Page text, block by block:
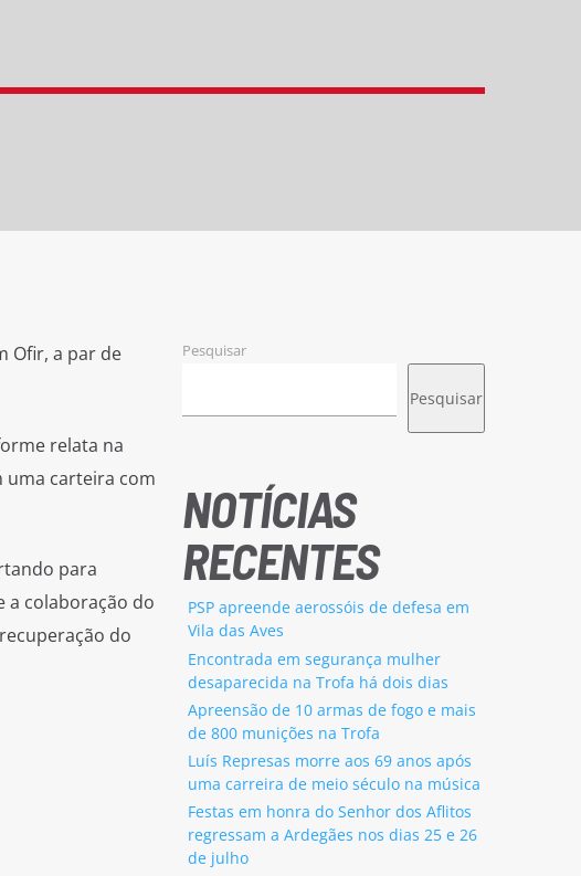
Ofir, a par de
relata na
uma carteira com
para
a colaboração do
do
Pesquisar
Pesquisar
NOTÍCIAS
RECENTES
PSP apreende aerossóis de defesa em
Vila das Aves
Encontrada em segurança mulher
desaparecida na Trofa há dois dias
Apreensão de 10 armas de fogo e mais
de 800 munições na Trofa
Luís Represas morre aos 69 anos após
uma carreira de meio século na música
Festas em honra do Senhor dos Aflitos
regressam a Ardegães nos dias 25 e 26
de julho